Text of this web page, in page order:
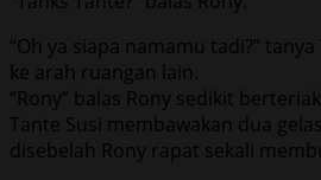
“Oh ya siapa namamu tadi?”
ke arah ruangan lain.
“Rony” balas Rony sedikit
Tante Susi membawakan dua
disebelah Rony rapat sekali